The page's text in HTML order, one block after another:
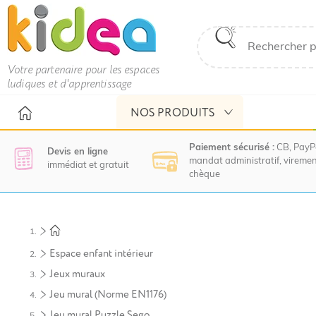
Votre partenaire pour les espaces
ludiques et d'apprentissage
NOS PRODUITS
Devis en ligne
immédiat et gratuit
Paiement sécurisé : CB,
mandat administratif,
chèque
invitons
contacter
le
service
commercial
Espace enfant intérieur
Jeux muraux
Jeu mural (Norme EN1176)